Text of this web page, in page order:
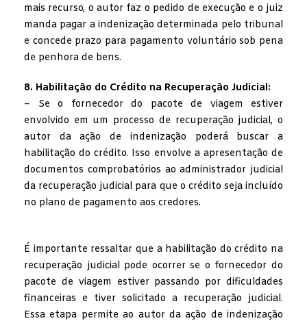
mais recurso, o autor faz o pedido de execução e o juiz
manda pagar a indenização determinada pelo tribunal
e concede prazo para pagamento voluntário sob pena
de penhora de bens.
8. Habilitação do Crédito na Recuperação Judicial:
– Se o fornecedor do pacote de viagem estiver
envolvido em um processo de recuperação judicial, o
autor da ação de indenização poderá buscar a
habilitação do crédito. Isso envolve a apresentação de
documentos comprobatórios ao administrador judicial
da recuperação judicial para que o crédito seja incluído
no plano de pagamento aos credores.
É importante ressaltar que a habilitação do crédito na
recuperação judicial pode ocorrer se o fornecedor do
pacote de viagem estiver passando por dificuldades
financeiras e tiver solicitado a recuperação judicial.
Essa etapa permite ao autor da ação de indenização